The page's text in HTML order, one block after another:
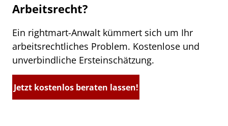
Arbeitsrecht?
Ein rightmart-Anwalt kümmert sich um Ihr
arbeitsrechtliches Problem. Kostenlose und
unverbindliche Ersteinschätzung.
Jetzt kostenlos beraten lassen!